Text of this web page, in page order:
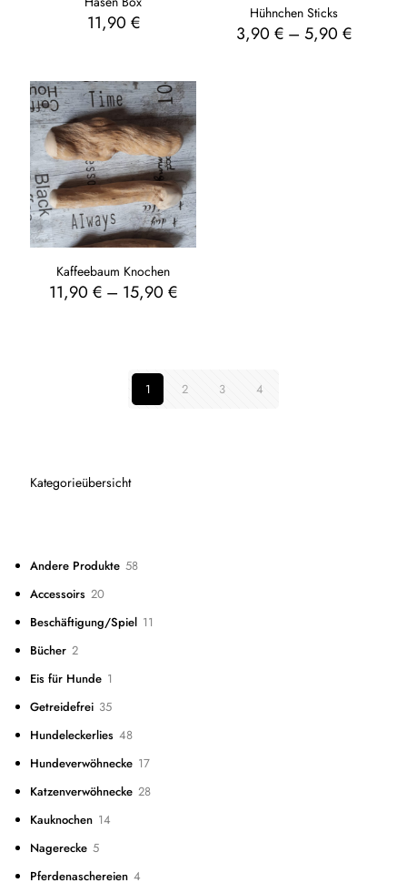
11,90 € Hühnchen Sticks
3,90 €– 5,90 €
Kaffeebaum Knochen
11,90€ – 15,90€
1 2 3 4
Kategorieübersicht
Andere Produkte 5858
Accessoirs 2020
Beschäftigung/Spiel 11
Bücher 22
Eis für Hunde 1
Getreidefrei 3535
Hundeleckerlies 4848
Hundeverwöhnecke 1717
Katzenverwöhnecke 2828
Kauknochen 14
Nagerecke 55
Pferdenaschereien 4